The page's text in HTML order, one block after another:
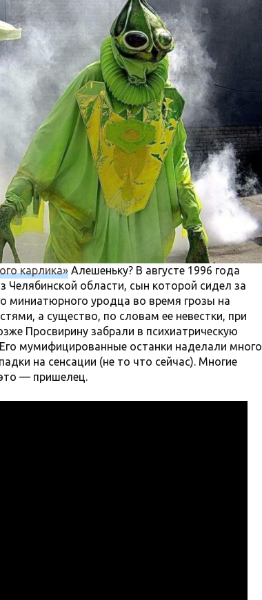
карлика» Алешеньку? В августе 1996 года
Челябинской области, сын которой сидел за
миниатюрного уродца во время грозы на
а существо, по словам ее невестки, при
Просвирину забрали в психиатрическую
мумифицированные останки наделали много
на сенсации (не то что сейчас). Многие
— пришелец.